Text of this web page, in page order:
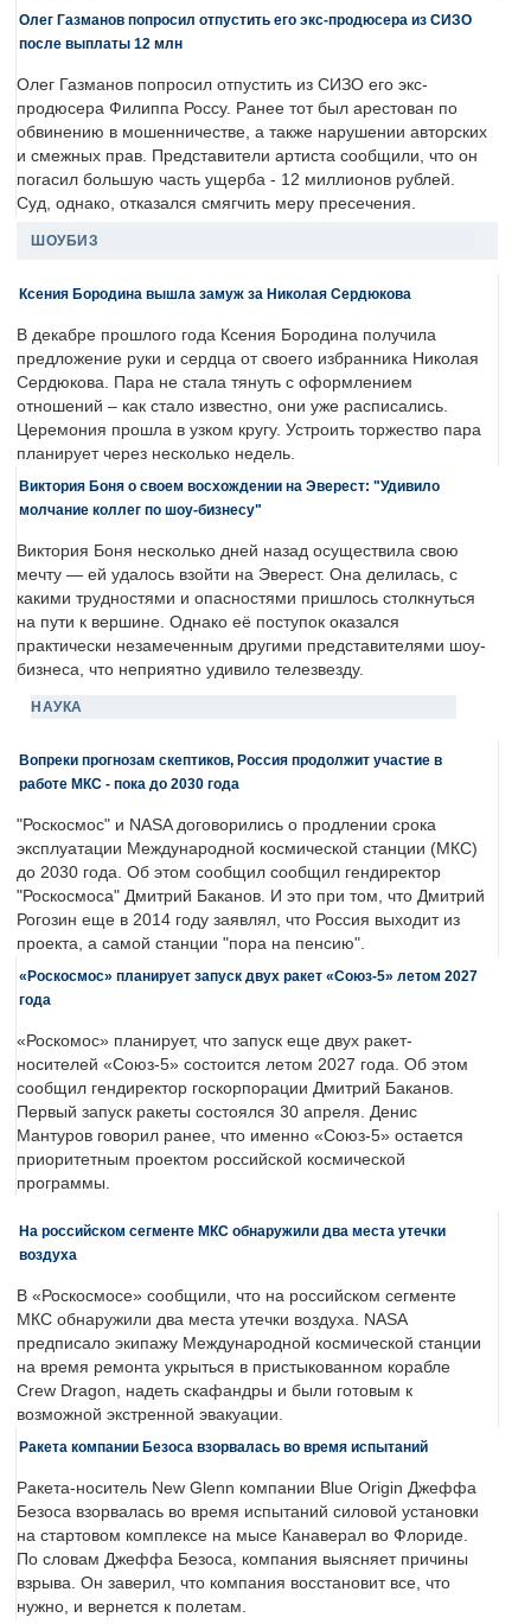
Олег Газманов попросил отпустить его экс-продюсера из СИЗО
после выплаты 12 млн
Олег Газманов попросил отпустить из СИЗО его экс-
продюсера Филиппа Россу. Ранее тот был арестован по
обвинению в мошенничестве, а также нарушении авторских
и смежных прав. Представители артиста сообщили, что он
погасил большую часть ущерба - 12 миллионов рублей.
Суд, однако, отказался смягчить меру пресечения.
ШОУБИЗ
Ксения Бородина вышла замуж за Николая Сердюкова
В декабре прошлого года Ксения Бородина получила
предложение руки и сердца от своего избранника Николая
Сердюкова. Пара не стала тянуть с оформлением
отношений – как стало известно, они уже расписались.
Церемония прошла в узком кругу. Устроить торжество пара
планирует через несколько недель.
Виктория Боня о своем восхождении на Эверест: "Удивило
молчание коллег по шоу-бизнесу"
Виктория Боня несколько дней назад осуществила свою
мечту — ей удалось взойти на Эверест. Она делилась, с
какими трудностями и опасностями пришлось столкнуться
на пути к вершине. Однако её поступок оказался
практически незамеченным другими представителями шоу-
бизнеса, что неприятно удивило телезвезду.
НАУКА
Вопреки прогнозам скептиков, Россия продолжит участие в
работе МКС - пока до 2030 года
"Роскосмос" и NASA договорились о продлении срока
эксплуатации Международной космической станции (МКС)
до 2030 года. Об этом сообщил сообщил гендиректор
"Роскосмоса" Дмитрий Баканов. И это при том, что Дмитрий
Рогозин еще в 2014 году заявлял, что Россия выходит из
проекта, а самой станции "пора на пенсию".
«Роскосмос» планирует запуск двух ракет «Союз-5» летом 2027
года
«Роскомос» планирует, что запуск еще двух ракет-
носителей «Союз-5» состоится летом 2027 года. Об этом
сообщил гендиректор госкорпорации Дмитрий Баканов.
Первый запуск ракеты состоялся 30 апреля. Денис
Мантуров говорил ранее, что именно «Союз-5» остается
приоритетным проектом российской космической
программы.
На российском сегменте МКС обнаружили два места утечки
воздуха
В «Роскосмосе» сообщили, что на российском сегменте
МКС обнаружили два места утечки воздуха. NASA
предписало экипажу Международной космической станции
на время ремонта укрыться в пристыкованном корабле
Crew Dragon, надеть скафандры и были готовым к
возможной экстренной эвакуации.
Ракета компании Безоса взорвалась во время испытаний
Ракета-носитель New Glenn компании Blue Origin Джеффа
Безоса взорвалась во время испытаний силовой установки
на стартовом комплексе на мысе Канаверал во Флориде.
По словам Джеффа Безоса, компания выясняет причины
взрыва. Он заверил, что компания восстановит все, что
нужно, и вернется к полетам.